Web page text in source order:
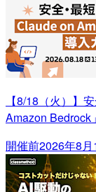
【8/18（火）】
Amazon Bedrock
開催前2026年8